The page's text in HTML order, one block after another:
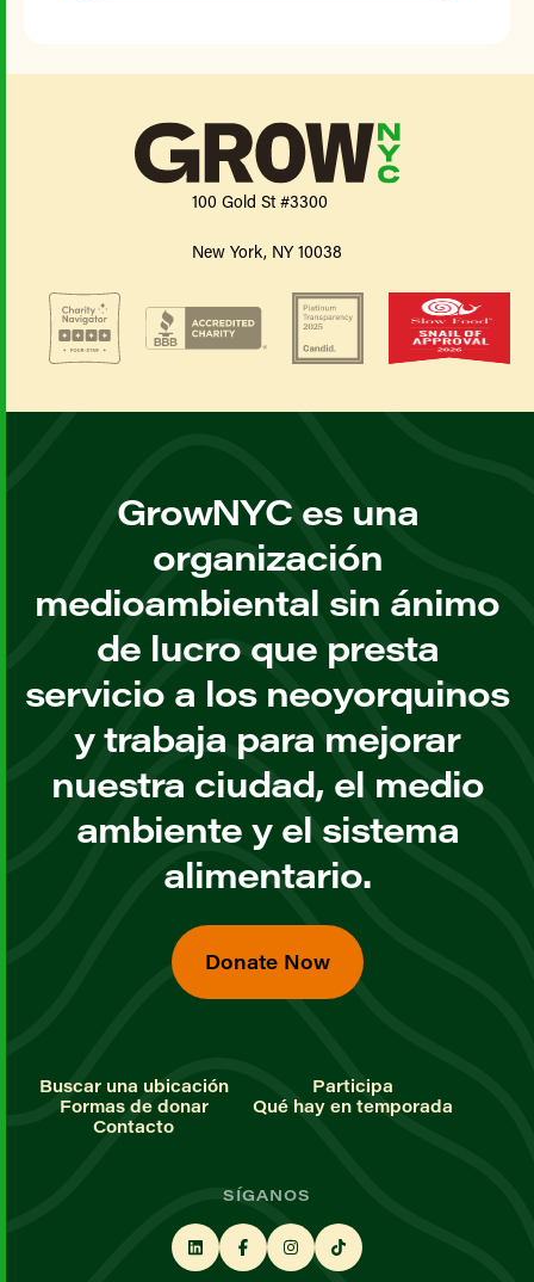
100 Gold St #3300
New York, NY 10038
GrowNYC es una
organización
medioambiental sin ánimo
de lucro que presta
servicio a los neoyorquinos
y trabaja para mejorar
nuestra ciudad, el medio
ambiente y el sistema
alimentario.
Donate Now
Buscar una ubicación
Participa
Formas de donar
Qué hay en temporada
Contacto
SÍGANOS